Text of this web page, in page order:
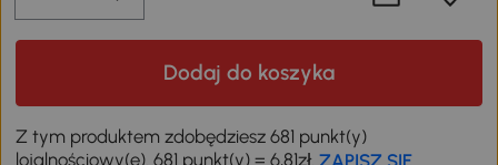
Dodaj do koszyka
Z tym produktem zdobędziesz 681 punkt(y)
lojalnościowy(e). 681 punkt(y) = 6,81zł.